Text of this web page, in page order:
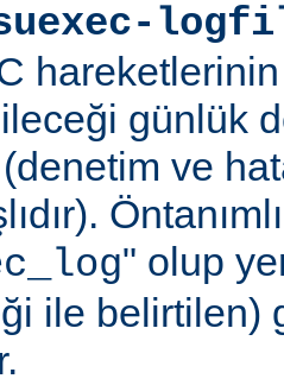
hareketlerinin
günlük
ve
" olup
ile belirtilen)